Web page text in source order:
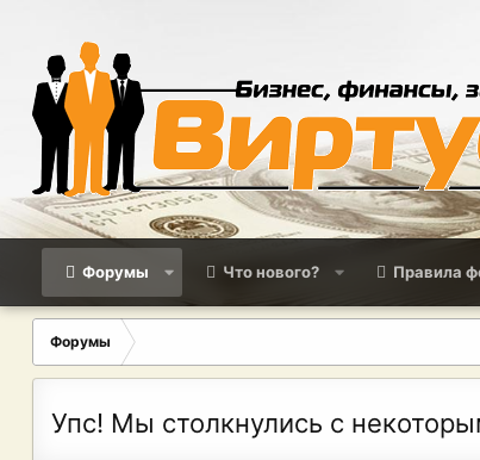
Форумы Что нового? Правила
Форумы
Упс! Мы столкнулись с